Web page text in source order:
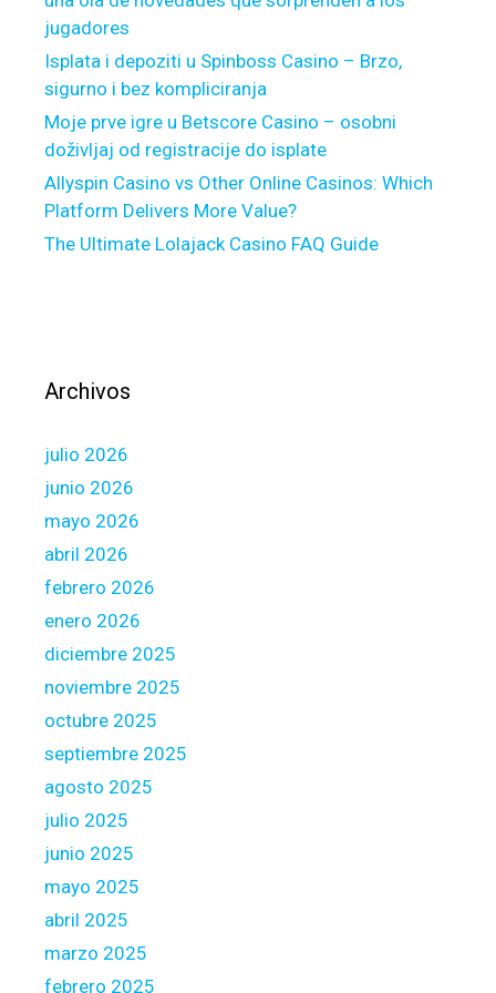
r
s
d
e
e
l
i
v
r
s
t
e
e
t
e
n
t
a
s
s
r
e
e
s
e
jugadores
Isplata i depoziti u Spinboss Casino – Brzo,
sigurno i bez kompliciranja
Moje prve igre u Betscore Casino – osobni
doživljaj od registracije do isplate
Allyspin Casino vs Other Online Casinos: Which
Platform Delivers More Value?
The Ultimate Lolajack Casino FAQ Guide
Archivos
julio 2026
junio 2026
mayo 2026
abril 2026
febrero 2026
enero 2026
diciembre 2025
noviembre 2025
octubre 2025
septiembre 2025
agosto 2025
julio 2025
junio 2025
mayo 2025
abril 2025
marzo 2025
febrero 2025